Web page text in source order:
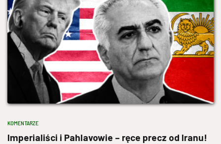
KOMENTARZE
Imperialiści i Pahlavowie – ręce precz od Iranu!